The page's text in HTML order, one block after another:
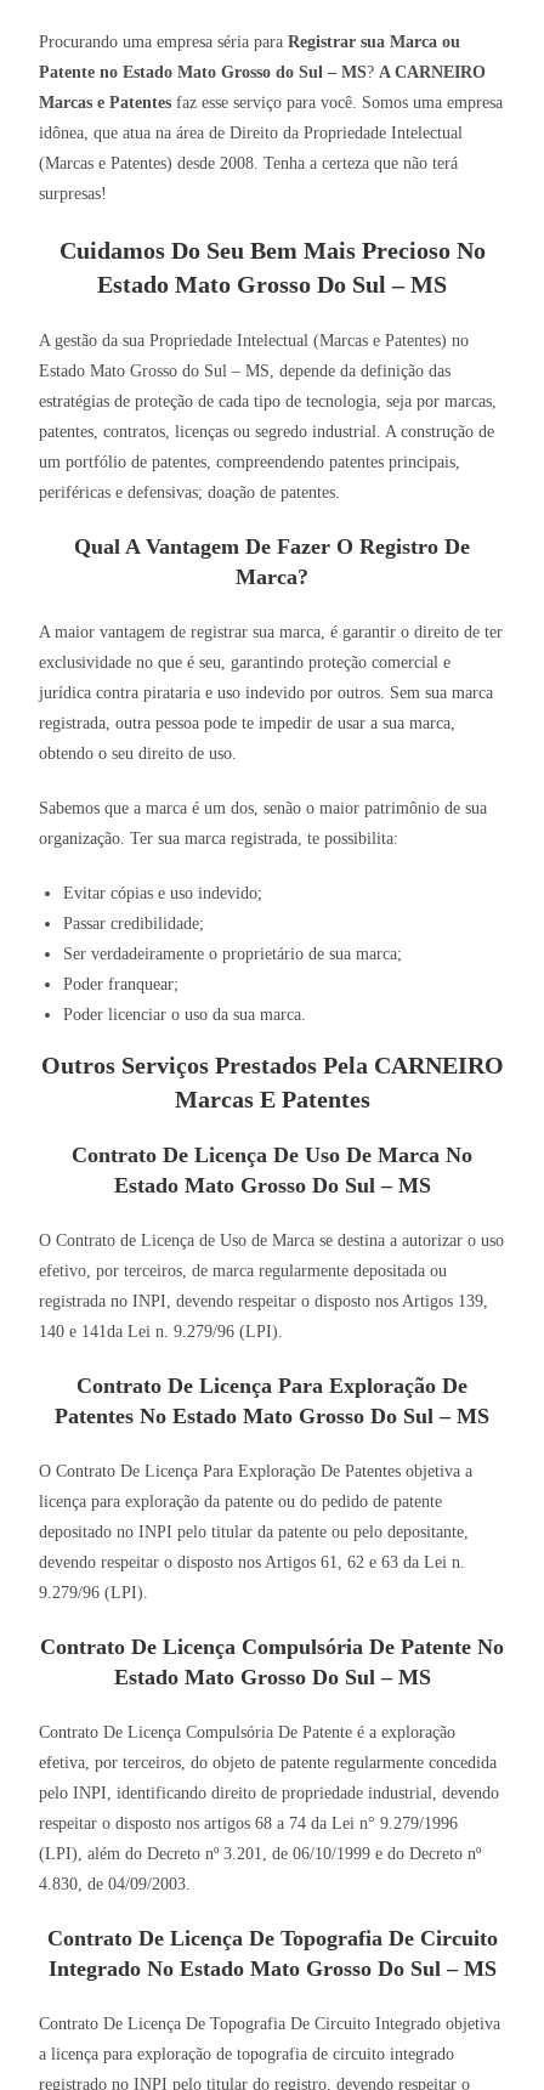
Procurando uma empresa séria paraRegistrar sua Marca ou
Patente no Estado Mato Grosso do Sul – MS?A CARNEIRO
Marcas e Patentes faz esse serviço para você. Somos uma empresa
idônea, que atua na área de Direito da Propriedade Intelectual
(Marcas e Patentes) desde 2008. Tenha a certeza que não terá
surpresas!
Cuidamos Do Seu Bem Mais Precioso No
Estado Mato Grosso Do Sul – MS
A gestão da sua Propriedade Intelectual (Marcas e Patentes) no
Estado Mato Grosso do Sul – MS, depende da definição das
estratégias de proteção de cada tipo de tecnologia, seja por marcas,
patentes, contratos, licenças ou segredo industrial. A construção de
um portfólio de patentes, compreendendo patentes principais,
periféricas e defensivas; doação de patentes.
Qual A Vantagem De Fazer O Registro De
Marca?
A maior vantagem de registrar sua marca, é garantir o direito de ter
exclusividade no que é seu, garantindo proteção comercial e
jurídica contra pirataria e uso indevido por outros. Sem sua marca
registrada, outra pessoa pode te impedir de usar a sua marca,
obtendo o seu direito de uso.
Sabemos que a marca é um dos, senão o maior patrimônio de sua
organização. Ter sua marca registrada, te possibilita:
Evitar cópias e uso indevido;
Passar credibilidade;
Ser verdadeiramente o proprietário de sua marca;
Poder franquear;
Poder licenciar o uso da sua marca.
Outros Serviços Prestados Pela CARNEIRO
Marcas E Patentes
Contrato De Licença De Uso De Marca No
Estado Mato Grosso Do Sul – MS
O Contrato de Licença de Uso de Marca se destina a autorizar o uso
efetivo, por terceiros, de marca regularmente depositada ou
registrada no INPI, devendo respeitar o disposto nos Artigos 139,
140 e 141da Lei n. 9.279/96 (LPI).
Contrato De Licença Para Exploração De
Patentes No Estado Mato Grosso Do Sul – MS
O Contrato De Licença Para Exploração De Patentes objetiva a
licença para exploração da patente ou do pedido de patente
depositado no INPI pelo titular da patente ou pelo depositante,
devendo respeitar o disposto nos Artigos 61, 62 e 63 da Lei n.
9.279/96 (LPI).
Contrato De Licença Compulsória De Patente No
Estado Mato Grosso Do Sul – MS
Contrato De Licença Compulsória De Patente é a exploração
efetiva, por terceiros, do objeto de patente regularmente concedida
pelo INPI, identificando direito de propriedade industrial, devendo
respeitar o disposto nos artigos 68 a 74 da Lei n° 9.279/1996
(LPI), além do Decreto nº 3.201, de 06/10/1999 e do Decreto nº
4.830, de 04/09/2003.
Contrato De Licença De Topografia De Circuito
Integrado No Estado Mato Grosso Do Sul – MS
Contrato De Licença De Topografia De Circuito Integrado objetiva
a licença para exploração de topografia de circuito integrado
registrado no INPI pelo titular do registro, devendo respeitar o